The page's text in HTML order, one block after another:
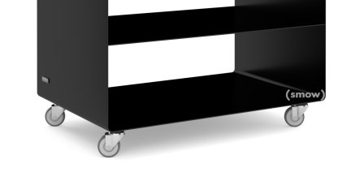
Freischwinger
Hocker
Bänke & Liegen
Sitzsäcke